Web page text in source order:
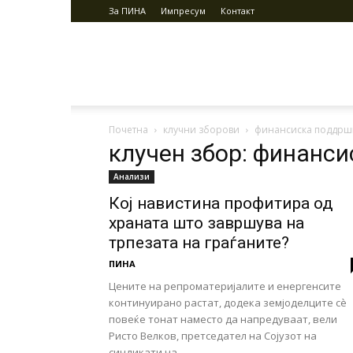
За ПИНА Импресум Контакт
Почетна клучни зборови финансиска
клучен збор:
Анализи
Кој навистина профитира од
храната што завршува на
трпезата на граѓаните?
ПИНА
Цените на репроматеријалите и енергенсите
континуирано растат, додека земјоделците сè
повеќе тонат наместо да напредуваат, вели
Ристо Велков, претседател на Сојузот на